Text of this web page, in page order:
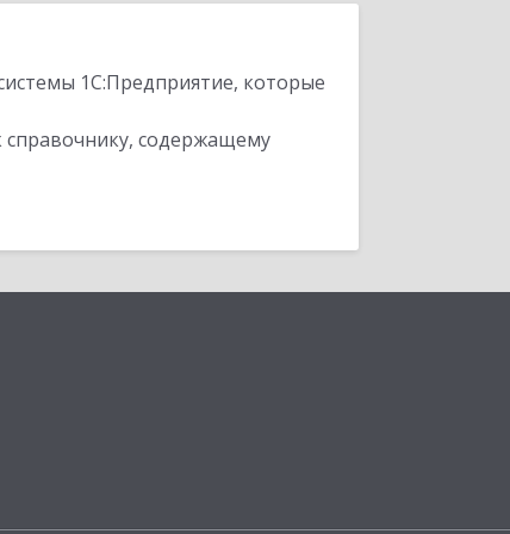
1С:Предприятие, которые
содержащему